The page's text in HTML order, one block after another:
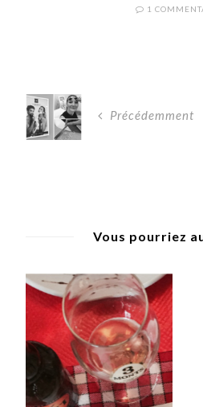
1
Précédemment
Vous pourriez